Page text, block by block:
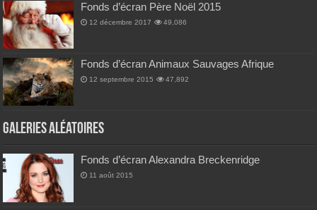
Fonds d’écran Père Noël 2015
12 décembre 2017 49,086
Fonds d’écran Animaux Sauvages Afrique
12 septembre 2015 47,892
Galeries Aléatoires
Fonds d’écran Alexandra Breckenridge
11 août 2015